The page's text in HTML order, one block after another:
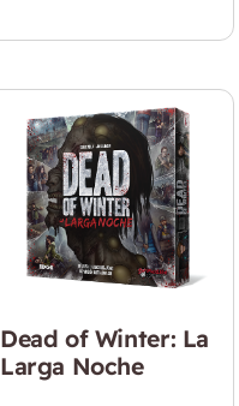
Dead of Winter: La
Larga Noche